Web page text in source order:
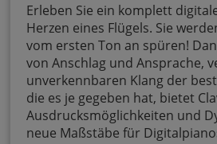
Erleben Sie ein komplett
Herzen eines Flügels. Sie
vom ersten Ton an spüren!
von Anschlag und Ansprache,
unverkennbaren Klang der
die es je gegeben hat, bietet
Ausdrucksmöglichkeiten und
neue Maßstäbe für